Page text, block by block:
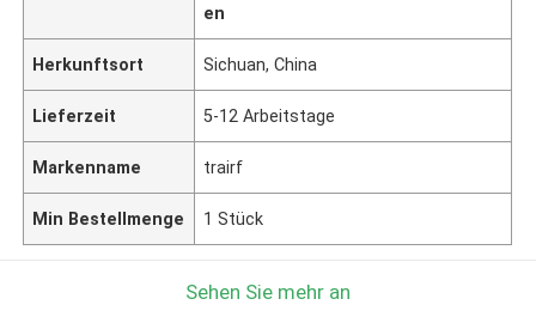
en
Herkunftsort Sichuan, China
Lieferzeit 5-12 Arbeitstage
Markenname trairf
Min Bestellmenge 1 Stück
Sehen Sie mehr an